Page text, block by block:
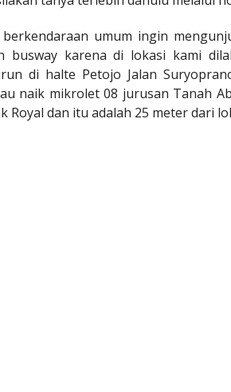
umum ingin
busway karena di lokasi kami
di halte Petojo Jalan
naik mikrolet 08 jurusan Tanah
Royal dan itu adalah 25 meter dari